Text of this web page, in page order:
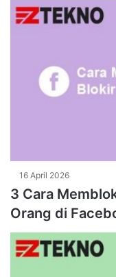
16 April 2026
3 Cara
Orang di